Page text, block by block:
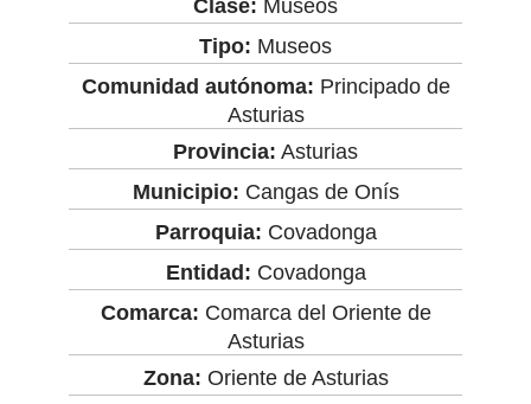
Clase: Museos
Tipo: Museos
Comunidad autónoma: Principado de
Asturias
Provincia: Asturias
Municipio: Cangas de Onís
Parroquia: Covadonga
Entidad: Covadonga
Comarca: Comarca del Oriente de
Asturias
Zona: Oriente de Asturias